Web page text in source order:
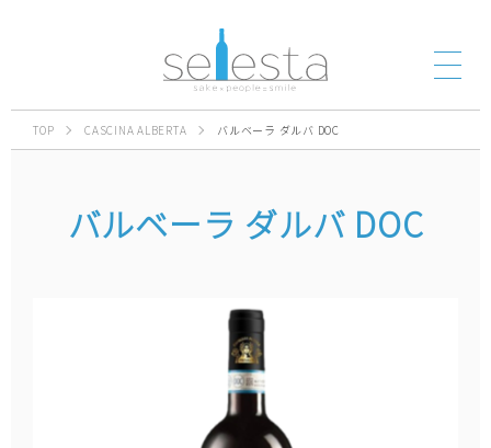
TOP CASCINA ALBERTA バルベーラ ダルバ DOC
バルベーラ ダルバ DOC